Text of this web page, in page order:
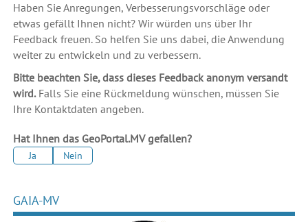
Haben Sie Anregungen, Verbesserungsvorschläge oder
etwas gefällt Ihnen nicht? Wir würden uns über Ihr
Feedback freuen. So helfen Sie uns dabei, die Anwendung
weiter zu entwickeln und zu verbessern.
Bitte beachten Sie, dass dieses Feedback anonym versandt
wird.Falls Sie eine Rückmeldung wünschen, müssen Sie
Ihre Kontaktdaten angeben.
Hat Ihnen das GeoPortal.MV gefallen?
Ja Nein
GAIA-MV